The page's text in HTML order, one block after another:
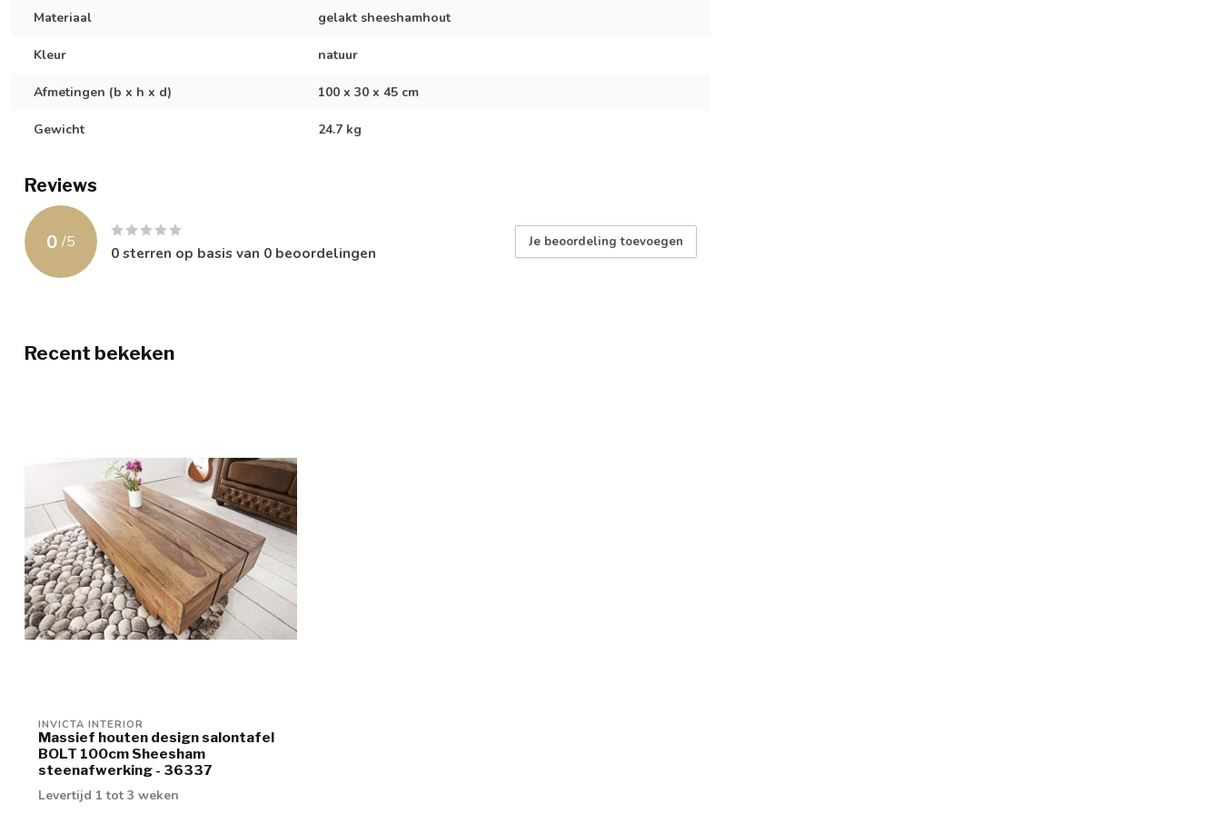
Materiaal gelakt sheeshamhout
Kleur natuur
Afmetingen (b x h x d) 100 x 30 x 45 cm
Gewicht 24.7 kg
Reviews
0 /5
0sterren op basis van 0 beoordelingen
Je beoordeling toevoegen
Recent bekeken
INVICTA INTERIOR
Massief houten design salontafel
BOLT 100cm Sheesham
steenafwerking - 36337
Levertijd 1 tot 3 weken